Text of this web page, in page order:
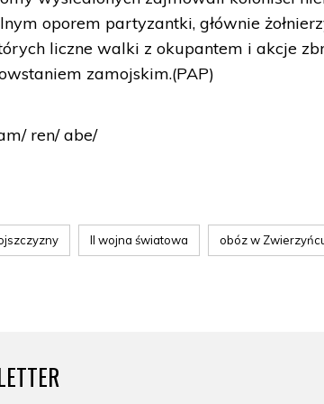
oporem partyzantki, głównie
liczne walki z okupantem i akcje
zamojskim.(PAP)
ren/ abe/
II wojna światowa obóz w